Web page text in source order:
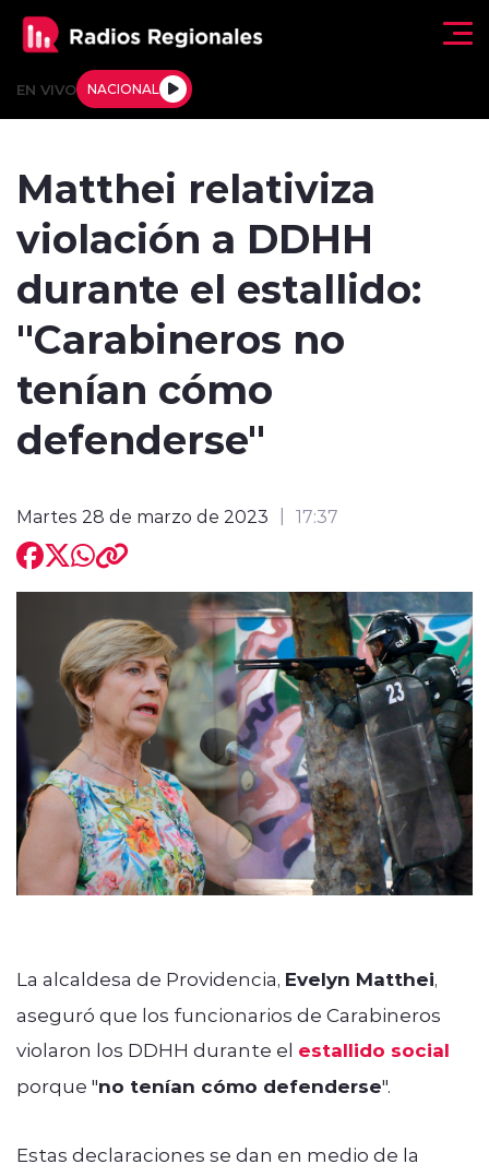
EN VIVO NACIONAL
Deportes
Internacional
Regiones al Aire
modo claro
Matthei relativiza
violación a DDHH
durante el estallido:
"Carabineros no
tenían cómo
defenderse"
Martes 28 de marzo de 2023 17:37
La alcaldesa de Providencia, Evelyn Matthei,
aseguró que los funcionarios de Carabineros
violaron los DDHH durante el estallido social
porque "no tenían cómo defenderse".
Estas declaraciones se dan en medio de la